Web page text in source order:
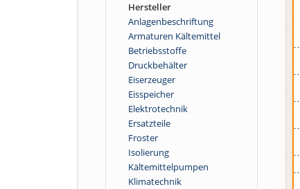
Hersteller
Anlagenbeschriftung
Armaturen Kältemittel
Betriebsstoffe
Druckbehälter
Eiserzeuger
Eisspeicher
Elektrotechnik
Ersatzteile
Froster
Isolierung
Kältemittelpumpen
Klimatechnik